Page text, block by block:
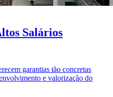
Salários
garantias tão concretas
e valorização do